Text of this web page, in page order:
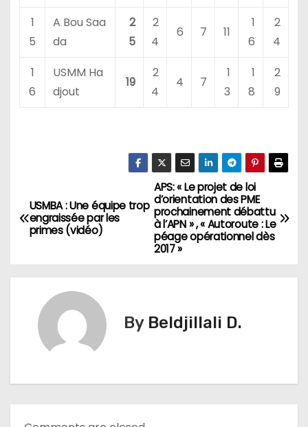
1
5
A Bou Saa
da
2
5
2
4
6 7 11
1
6
2
4
1
6
USMM Ha
djout
19
2
4
4 7
1
3
1
8
2
9
N
a
i
APS: « Le projet de loi
d’orientation des PME
prochainement débattu
à l’APN » , « Autoroute : Le
péage opérationnel dès
2017 »
USMBA : Une équipe trop
engraissée par les
primes (vidéo)
By Beldjillali D.